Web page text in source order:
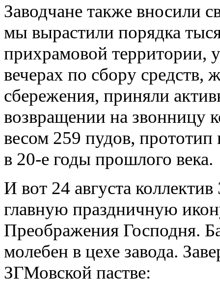
Заводчане также вносили
мы вырастили порядка
прихрамовой территории,
вечерах по сбору средств,
сбережения, приняли
возвращении на звонницу
весом 259 пудов,
в 20-е годы прошлого века.
И вот 24 августа
главную праздничную
Преображения Господня.
молебен в цехе завода.
ЗГМовской пастве: